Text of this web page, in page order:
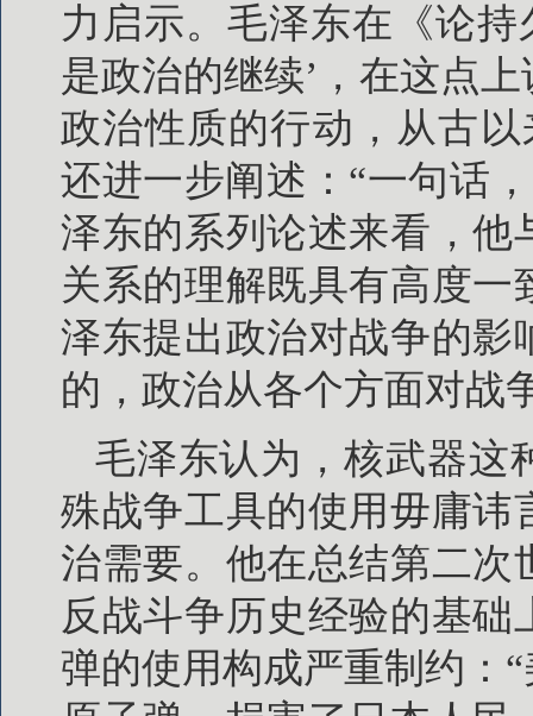
力启示。毛泽东在《论持
是政治的继续’，在这点
政治性质的行动，从古
还进一步阐述：“一句话
泽东的系列论述来看，他
关系的理解既具有高度
泽东提出政治对战争的影
的，政治从各个方面对战
毛泽东认为，核武器这
殊战争工具的使用毋庸讳
治需要。他在总结第二
反战斗争历史经验的基
弹的使用构成严重制约：